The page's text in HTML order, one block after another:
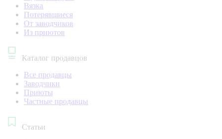
Вязка
Потерявшиеся
От заводчиков
Из приютов
Каталог продавцов
Все продавцы
Заводчики
Приюты
Частные продавцы
Статьи